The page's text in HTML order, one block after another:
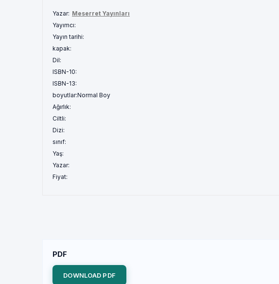
Yazar: Meserret Yayınları
Yayımcı:
Yayın tarihi:
kapak:
Dil:
ISBN-10:
ISBN-13:
boyutlar:Normal Boy
Ağırlık:
Ciltli:
Dizi:
sınıf:
Yaş:
Yazar:
Fiyat:
PDF
DOWNLOAD PDF